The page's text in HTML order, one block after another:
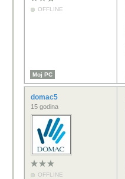
OFFLINE
Moj PC
domac5
15 godina
OFFLINE